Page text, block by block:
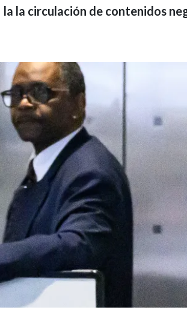
la la circulación de contenidos